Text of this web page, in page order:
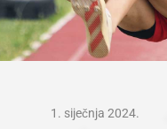
1. siječnja 2024.